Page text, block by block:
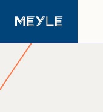
Produkty